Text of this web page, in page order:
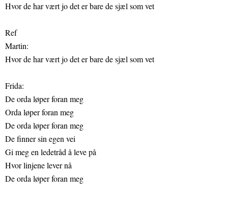
Hvor de har vært jo det er bare de sjæl som vet
Ref
Martin:
Hvor de har vært jo det er bare de sjæl som vet
Frida:
De orda løper foran meg
Orda løper foran meg
De orda løper foran meg
De finner sin egen vei
Gi meg en ledetråd å leve på
Hvor linjene lever nå
De orda løper foran meg